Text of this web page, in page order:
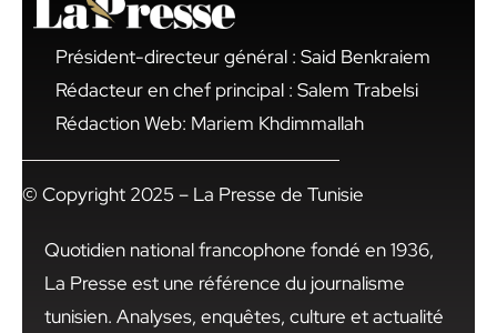
Président-directeur général : Said Benkraiem
Rédacteur en chef principal : Salem Trabelsi
Rédaction Web: Mariem Khdimmallah
© Copyright 2025 – La Presse de Tunisie
Quotidien national francophone fondé en 1936,
La Presse est une référence du journalisme
tunisien. Analyses, enquêtes, culture et actualité